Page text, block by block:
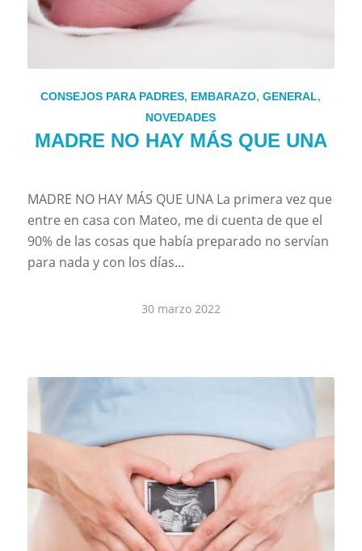
CONSEJOS PARA PADRES, EMBARAZO,GENERAL,
NOVEDADES
MADRE NO HAY MÁS QUE UNA
MADRE NO HAY MÁS QUE UNA La primera vez que
entre en casa con Mateo, me di cuenta de que el
90% de las cosas que había preparado no servían
para nada y con los días...
30 marzo 2022